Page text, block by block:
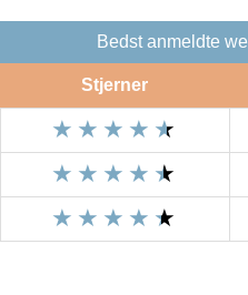
Bedst anmeldte
Stjerner